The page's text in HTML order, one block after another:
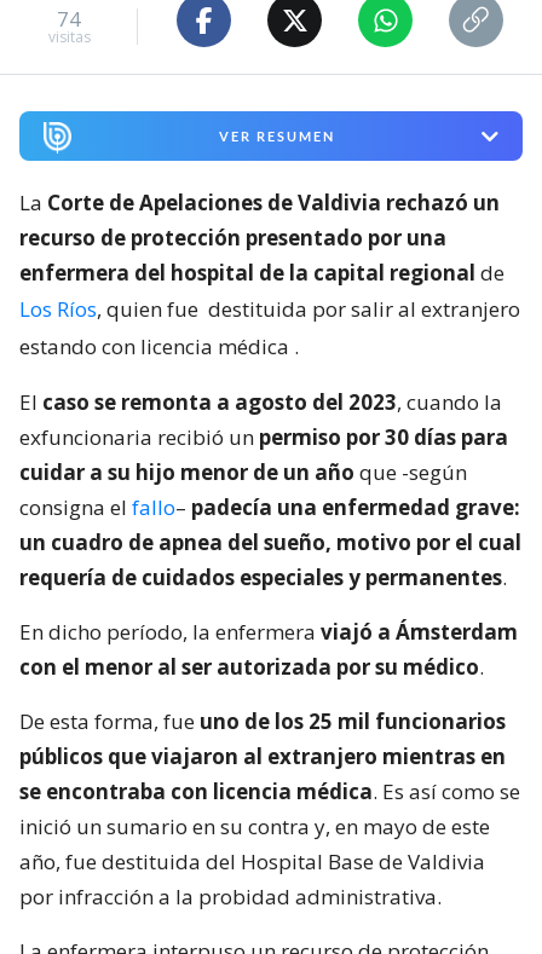
74
visitas
VER RESUMEN
La Corte de Apelaciones de Valdivia rechazó un
recurso de protección presentado por una
enfermera del hospital de la capital regional de
Los Ríos, quien fue destituida por salir al extranjero
estando con licencia médica .
El caso se remonta a agosto del 2023, cuando la
exfuncionaria recibió un permiso por 30 días para
cuidar a su hijo menor de un año que -según
consigna el fallo– padecía una enfermedad grave:
un cuadro de apnea del sueño, motivo por el cual
requería de cuidados especiales y permanentes.
En dicho período, la enfermera viajó a Ámsterdam
con el menor al ser autorizada por su médico.
De esta forma, fue uno de los 25 mil funcionarios
públicos que viajaron al extranjero mientras en
se encontraba con licencia médica. Es así como se
inició un sumario en su contra y, en mayo de este
año, fue destituida del Hospital Base de Valdivia
por infracción a la probidad administrativa.